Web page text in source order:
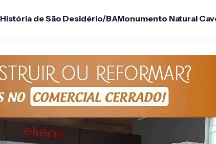
História de São Desidério/BAMonumento Natural